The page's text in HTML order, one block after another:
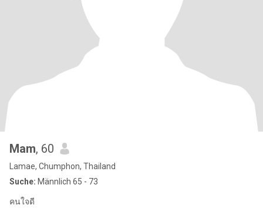
Mam, 60
Lamae, Chumphon, Thailand
Suche: Männlich 65 - 73
คนใจดี